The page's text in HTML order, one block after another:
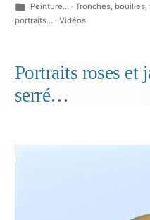
Publié
dans
Peinture...· Tronches, bouilles,
portraits... · Vidéos
Portraits roses et
serré…